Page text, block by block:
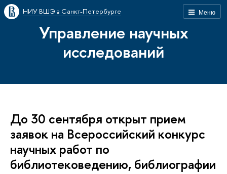
Меню
НИУ ВШЭ в Санкт-Петербурге
Управление научных
исследований
До 30 сентября открыт прием
заявок на Всероссийский конкурс
научных работ по
библиотековедению, библиографии